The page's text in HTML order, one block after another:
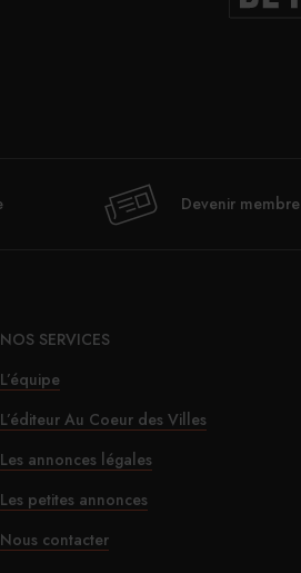
Devenir membre
NOS SERVICES
L’équipe
L’éditeur Au Coeur des Villes
Les annonces légales
Les petites annonces
Nous contacter